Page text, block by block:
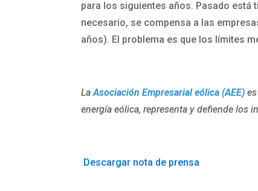
para los siguientes años. Pasado está
necesario, se compensa a las
años). El problema es que los límites
LaAsociación Empresarial eólica (AEE)
energía eólica, representa y defiende los
Descargar nota de prensa